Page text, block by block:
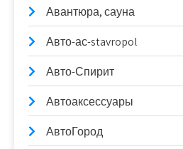
Авантюра, сауна
Авто-ас-stavropol
Авто-Спирит
Автоаксессуары
АвтоГород